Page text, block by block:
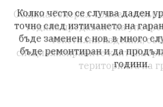
Колко често се случва даден
точно след изтичането на
бъде заменен с нов, в много
бъде ремонтиран и да
години.